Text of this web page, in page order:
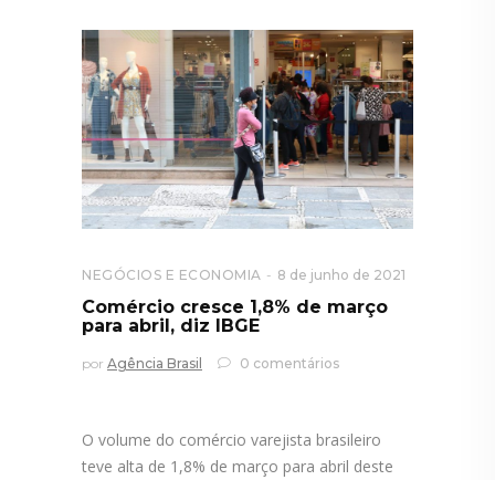
NEGÓCIOS E ECONOMIA 8 de junho de 2021
Comércio cresce 1,8% de março
para abril, diz IBGE
por Agência Brasil 0 comentários
O volume do comércio varejista brasileiro
teve alta de 1,8% de março para abril deste